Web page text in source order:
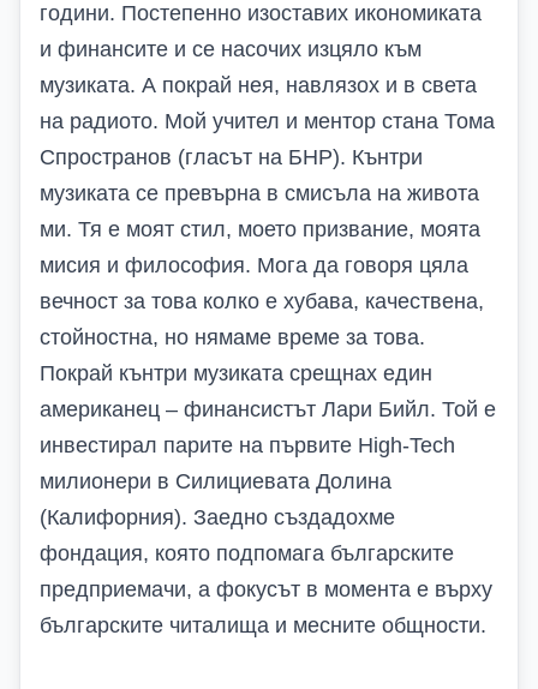
години. Постепенно изоставих икономиката
и финансите и се насочих изцяло към
музиката. А покрай нея, навлязох и в света
на радиото. Мой учител и ментор стана Тома
Спространов (гласът на БНР). Кънтри
музиката се превърна в смисъла на живота
ми. Тя е моят стил, моето призвание, моята
мисия и философия. Мога да говоря цяла
вечност за това колко е хубава, качествена,
стойностна, но нямаме време за това.
Покрай кънтри музиката срещнах един
американец – финансистът Лари Бийл. Той е
инвестирал парите на първите High-Tech
милионери в Силициевата Долина
(Калифорния). Заедно създадохме
фондация, която подпомага българските
предприемачи, а фокусът в момента е върху
българските читалища и месните общности.